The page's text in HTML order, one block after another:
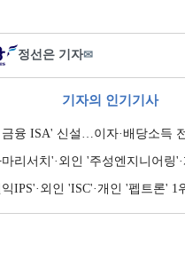
정선은 기자✉
기자의 인기기사
ISA' 신설…이자·배당소득 전액 비과세
'·외인 '주성엔지니어링'·개인 '펩트론' 1위 [주간 코스닥 순매수-
외인 'ISC'·개인 '펩트론' 1위 [주간 코스닥 순매수-